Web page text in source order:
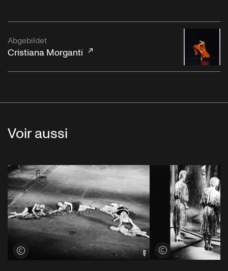
Abgebildet
Cristiana Morganti
Voir aussi
Voir les crédits Voir les crédits